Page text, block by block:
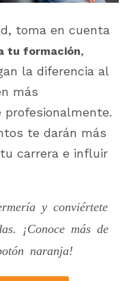
toma en cuenta
tu formación,
la diferencia al
más
te darán más
carrera e influir
y conviértete
¡Conoce más de
naranja!